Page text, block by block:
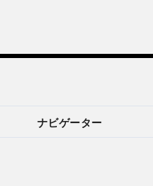
ナビゲーター